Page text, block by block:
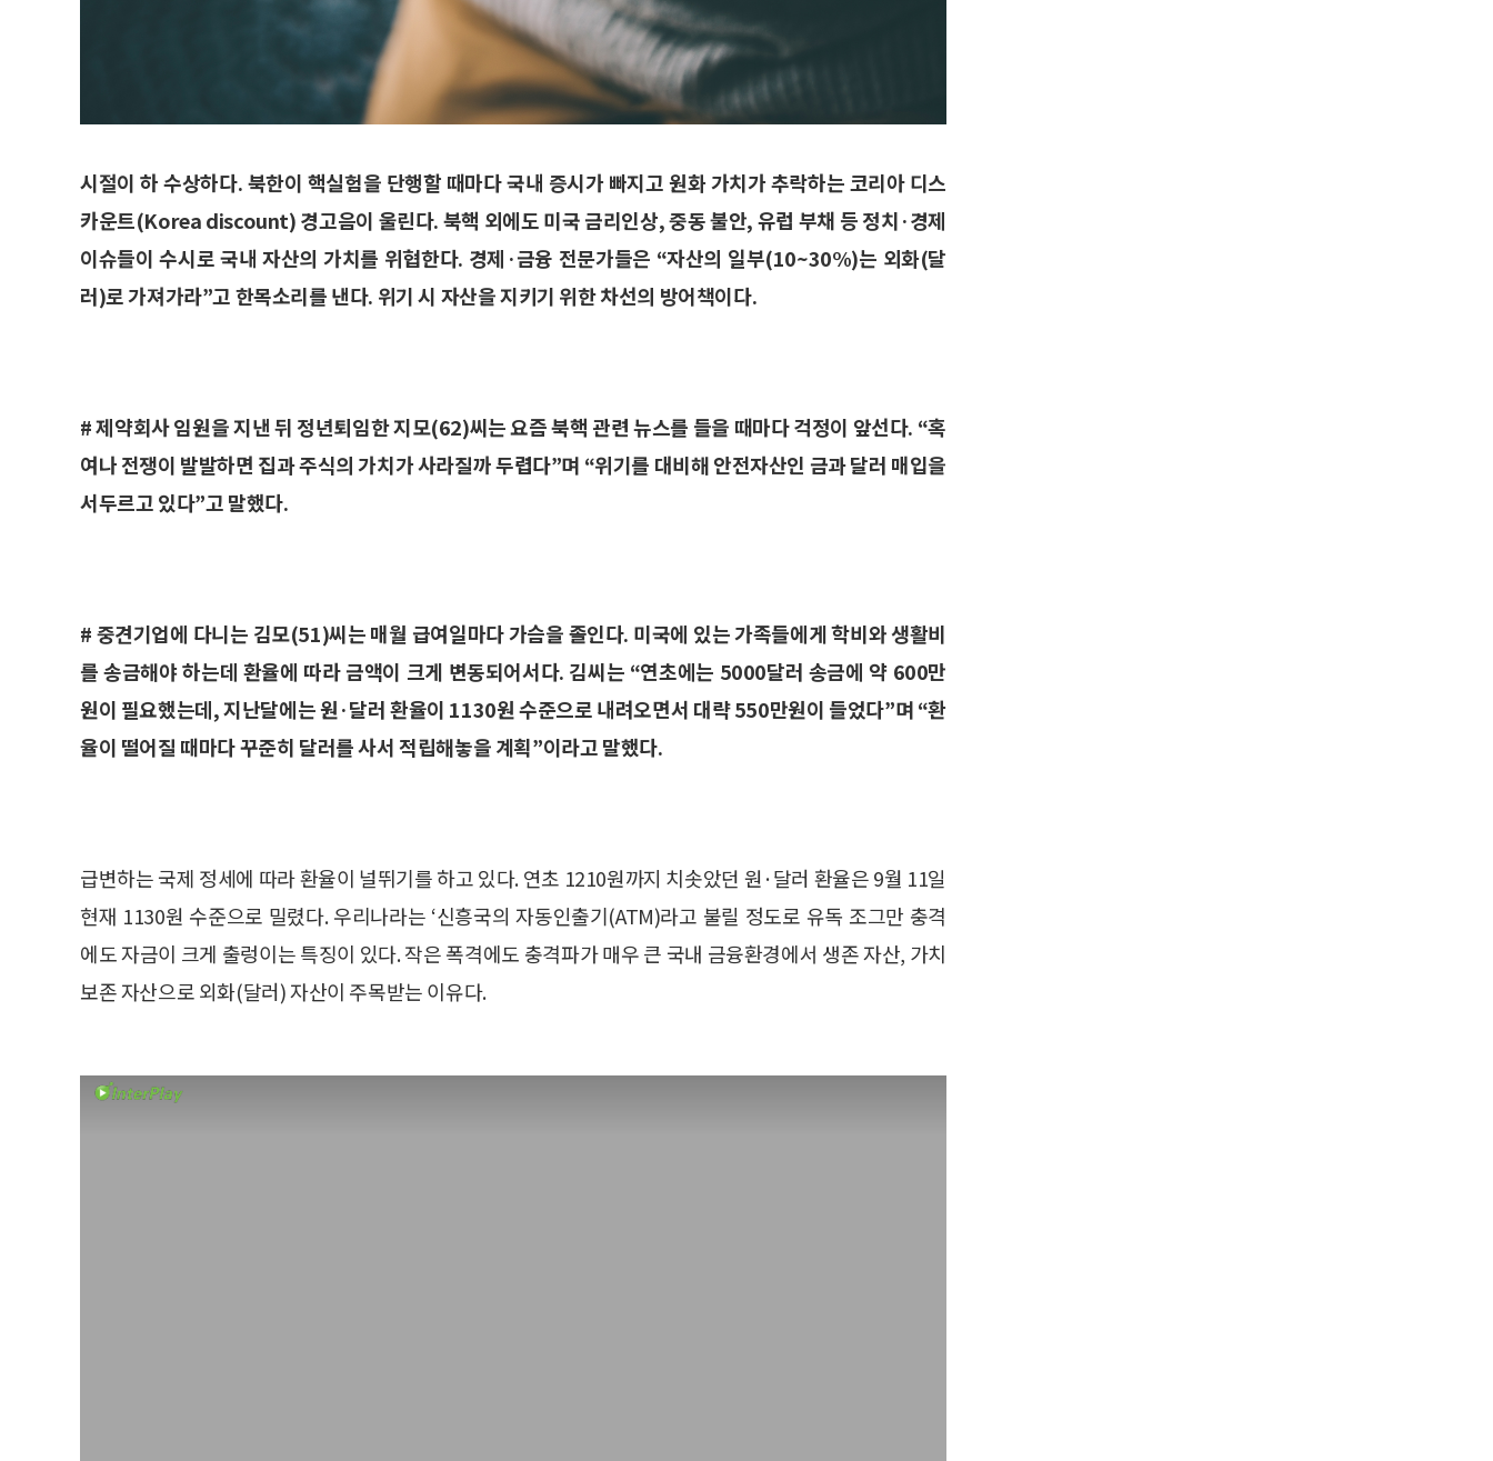
시절이 하 수상하다. 북한이 핵실험을 단행할 때마다 국내 증시가 빠지고 원화 가치가 추락하는 코리아 디스
카운트(Korea discount) 경고음이 울린다. 북핵 외에도 미국 금리인상, 중동 불안, 유럽 부채 등 정치·경제
이슈들이 수시로 국내 자산의 가치를 위협한다. 경제·금융 전문가들은 “자산의 일부(10~30%)는 외화(달
러)로 가져가라”고 한목소리를 낸다. 위기 시 자산을 지키기 위한 차선의 방어책이다.
# 제약회사 임원을 지낸 뒤 정년퇴임한 지모(62)씨는 요즘 북핵 관련 뉴스를 들을 때마다 걱정이 앞선다. “혹
여나 전쟁이 발발하면 집과 주식의 가치가 사라질까 두렵다”며 “위기를 대비해 안전자산인 금과 달러 매입을
서두르고 있다”고 말했다.
# 중견기업에 다니는 김모(51)씨는 매월 급여일마다 가슴을 졸인다. 미국에 있는 가족들에게 학비와 생활비
를 송금해야 하는데 환율에 따라 금액이 크게 변동되어서다. 김씨는 “연초에는 5000달러 송금에 약 600만
원이 필요했는데, 지난달에는 원·달러 환율이 1130원 수준으로 내려오면서 대략 550만원이 들었다”며 “환
율이 떨어질 때마다 꾸준히 달러를 사서 적립해놓을 계획”이라고 말했다.
급변하는 국제 정세에 따라 환율이 널뛰기를 하고 있다. 연초 1210원까지 치솟았던 원·달러 환율은 9월 11일
현재 1130원 수준으로 밀렸다. 우리나라는 ‘신흥국의 자동인출기(ATM)라고 불릴 정도로 유독 조그만 충격
에도 자금이 크게 출렁이는 특징이 있다. 작은 폭격에도 충격파가 매우 큰 국내 금융환경에서 생존 자산, 가치
보존 자산으로 외화(달러) 자산이 주목받는 이유다.